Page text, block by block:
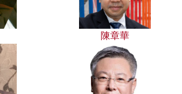
陳章華